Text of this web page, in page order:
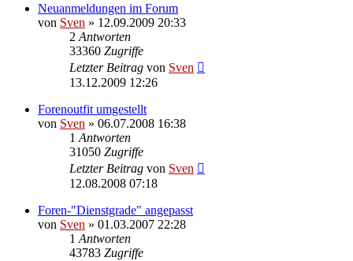
Neuanmeldungen im Forum
von Sven » 12.09.2009 20:33
2 Antworten
33360 Zugriffe
Letzter Beitrag von Sven
13.12.2009 12:26
Forenoutfit umgestellt
von Sven » 06.07.2008 16:38
1 Antworten
31050 Zugriffe
Letzter Beitrag von Sven
12.08.2008 07:18
Foren-"Dienstgrade" angepasst
von Sven » 01.03.2007 22:28
1 Antworten
43783 Zugriffe